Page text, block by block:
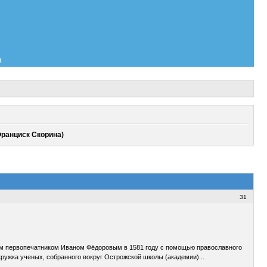
Скорина)
31
первопечатником Иваном Фёдоровым в 1581 году с помощью православного
ученых, собранного вокруг Острожской школы (академии)...